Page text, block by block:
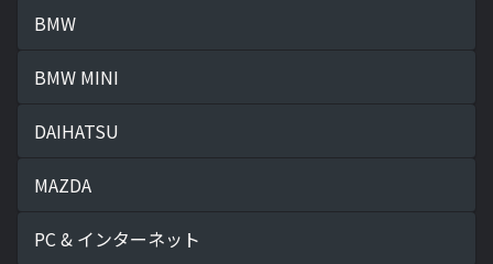
BMW
BMW MINI
DAIHATSU
MAZDA
PC & インターネット